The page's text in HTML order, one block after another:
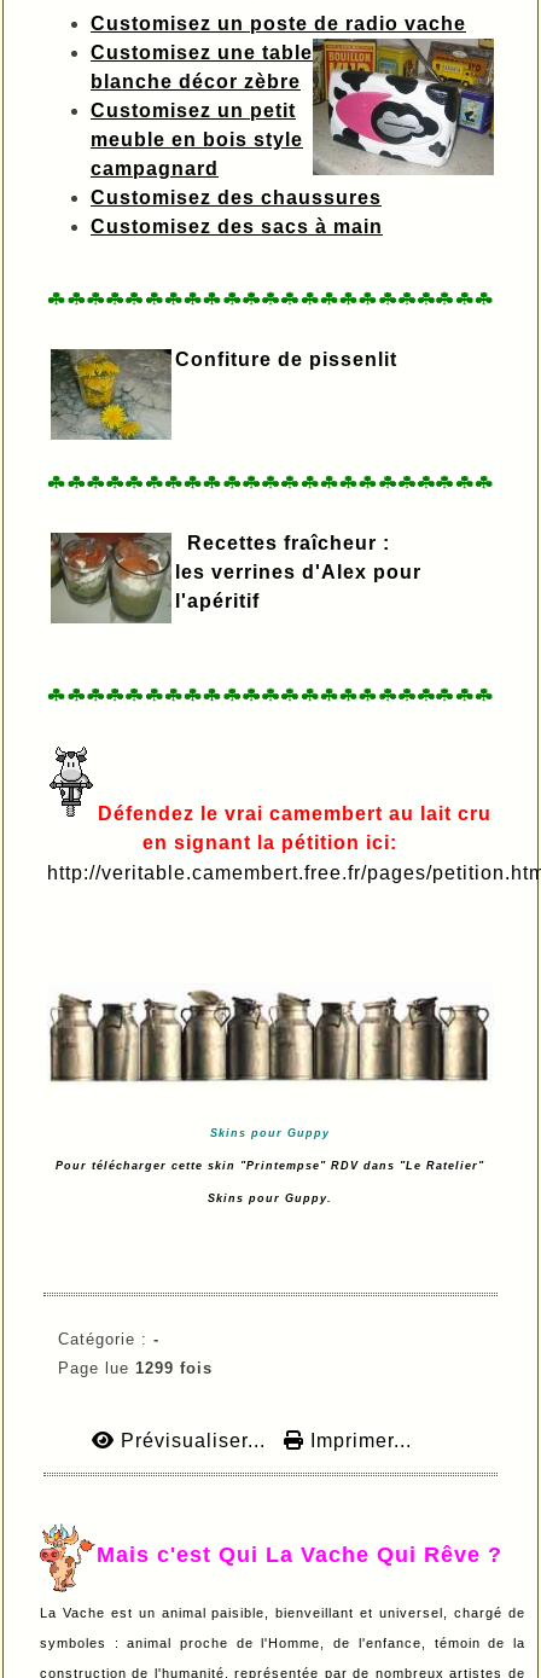
Customisez un poste de radio vache
Customisez une table
blanche décor zèbre
Customisez un petit
meuble en bois style
campagnard
Customisez des chaussures
Customisez des sacs à main
Confiture de pissenlit
Recettes fraîcheur :
les verrines d'Alex pour
l'apéritif
Défendez le vrai camembert au lait cru
en signant la pétition ici:
http://veritable.camembert.free.fr/pages/
Skins pour Guppy
Pour télécharger cette skin "Printempse" RDV dans "Le Ratelier"
Skins pour Guppy.
Catégorie : -
Page lue 1299 fois
Prévisualiser... Imprimer...
Mais c'est Qui La Vache Qui Rêve ?
La Vache est un animal paisible, bienveillant et universel, chargé de
symboles : animal proche de l'Homme, de l'enfance, témoin de la
construction de l'humanité, représentée par de nombreux artistes de